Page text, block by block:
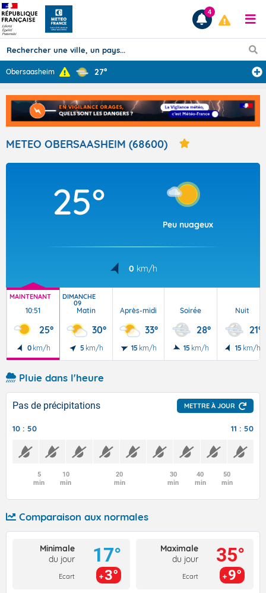
Prévisions
TOUS LES RÉSULTATS
Articles
4
Obersaasheim 27°
METEO OBERSAASHEIM (68600)
25°
Peu nuageux
0 km/h
MAINTENANT
10:51
25°
0 km/h
DIMANCHE
09
Matin
30°
5 km/h
Après-midi
33°
15 km/h
Soirée
28°
15 km/h
Nuit
21°
15 km/h
Pluie dans l'heure
Pas de précipitations METTRE À JOUR
10 : 50 11 : 50
5
min
10
min
20
min
30
min
40
min
50
min
Comparaison aux normales
Minimale
du jour
Ecart
17°
3°
Maximale
du jour
Ecart
35°
9°